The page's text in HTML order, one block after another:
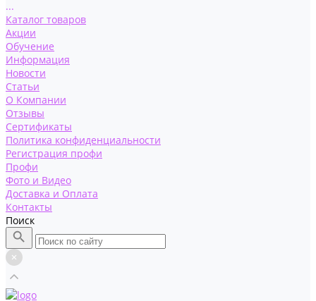
...
Каталог товаров
Акции
Обучение
Информация
Новости
Статьи
О Компании
Отзывы
Сертификаты
Политика конфиденциальности
Регистрация профи
Профи
Фото и Видео
Доставка и Оплата
Контакты
Поиск